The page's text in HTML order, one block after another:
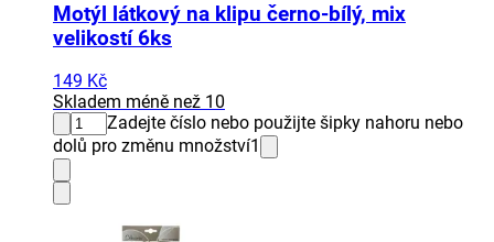
Motýl látkový na klipu černo-bílý, mix
velikostí 6ks
149 Kč
Skladem méně než 10
Zadejte číslo nebo použijte šipky nahoru nebo
dolů pro změnu množství1